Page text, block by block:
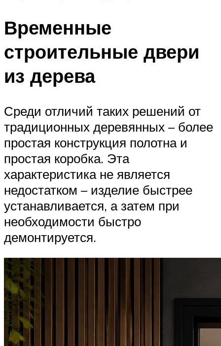
Временные
строительные двери
из дерева
Среди отличий таких решений от
традиционных деревянных – более
простая конструкция полотна и
простая коробка. Эта
характеристика не является
недостатком – изделие быстрее
устанавливается, а затем при
необходимости быстро
демонтируется.